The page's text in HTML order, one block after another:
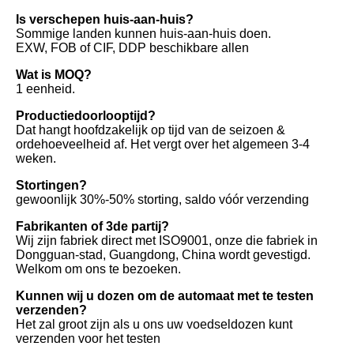
Is verschepen huis-aan-huis?
Sommige landen kunnen huis-aan-huis doen.
EXW, FOB of CIF, DDP beschikbare allen
Wat is MOQ?
1 eenheid.
Productiedoorlooptijd?
Dat hangt hoofdzakelijk op tijd van de seizoen &
ordehoeveelheid af. Het vergt over het algemeen 3-4
weken.
Stortingen?
gewoonlijk 30%-50% storting, saldo vóór verzending
Fabrikanten of 3de partij?
Wij zijn fabriek direct met ISO9001, onze die fabriek in
Dongguan-stad, Guangdong, China wordt gevestigd.
Welkom om ons te bezoeken.
Kunnen wij u dozen om de automaat met te testen
verzenden?
Het zal groot zijn als u ons uw voedseldozen kunt
verzenden voor het testen